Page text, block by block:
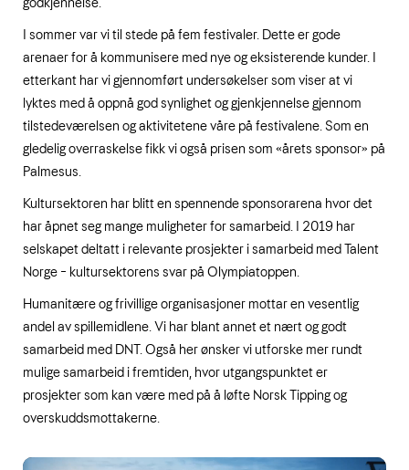
I sommer var vi til stede på fem festivaler. Dette er gode
arenaer for å kommunisere med nye og eksisterende kunder. I
etterkant har vi gjennomført undersøkelser som viser at vi
lyktes med å oppnå god synlighet og gjenkjennelse gjennom
tilstedeværelsen og aktivitetene våre på festivalene. Som en
gledelig overraskelse fikk vi også prisen som «årets sponsor» på
Palmesus.
Kultursektoren har blitt en spennende sponsorarena hvor det
har åpnet seg mange muligheter for samarbeid. I 2019 har
selskapet deltatt i relevante prosjekter i samarbeid med Talent
Norge – kultursektorens svar på Olympiatoppen.
Humanitære og frivillige organisasjoner mottar en vesentlig
andel av spillemidlene. Vi har blant annet et nært og godt
samarbeid med DNT. Også her ønsker vi utforske mer rundt
mulige samarbeid i fremtiden, hvor utgangspunktet er
prosjekter som kan være med på å løfte Norsk Tipping og
overskuddsmottakerne.